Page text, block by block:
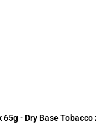
- Dry Base